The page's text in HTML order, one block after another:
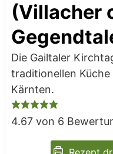
(Villacher
Die Gailtaler
traditionellen
Kärnten.
4.67 von 6